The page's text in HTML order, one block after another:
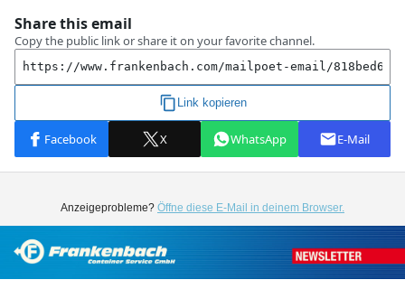
Anzeigeprobleme? Öffne diese E-Mail in deinem Browser.